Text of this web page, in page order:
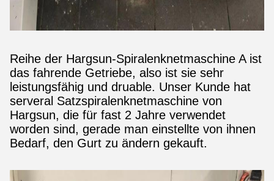
Reihe der Hargsun-Spiralenknetmaschine A ist
das fahrende Getriebe, also ist sie sehr
leistungsfähig und druable. Unser Kunde hat
serveral Satzspiralenknetmaschine von
Hargsun, die für fast 2 Jahre verwendet
worden sind, gerade man einstellte von ihnen
Bedarf, den Gurt zu ändern gekauft.